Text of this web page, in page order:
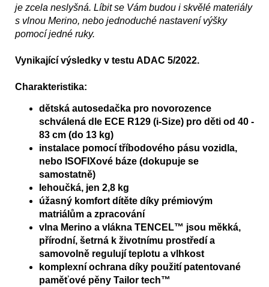
je zcela neslyšná. Líbit se Vám budou i skvělé materiály
s vlnou Merino, nebo jednoduché nastavení výšky
pomocí jedné ruky.
Vynikající výsledky v testu ADAC 5/2022.
Charakteristika:
dětská autosedačka pro novorozence
schválená dle ECE R129 (i-Size) pro děti od 40 -
83 cm (do 13 kg)
instalace pomocí tříbodového pásu vozidla,
nebo ISOFIXové báze (dokupuje se
samostatně)
lehoučká, jen 2,8 kg
úžasný komfort dítěte díky prémiovým
matriálům a zpracování
vlna Merino a vlákna TENCEL™ jsou měkká,
přírodní, šetrná k životnímu prostředí a
samovolně regulují teplotu a vlhkost
komplexní ochrana díky použití patentované
paměťové pěny Tailor tech™